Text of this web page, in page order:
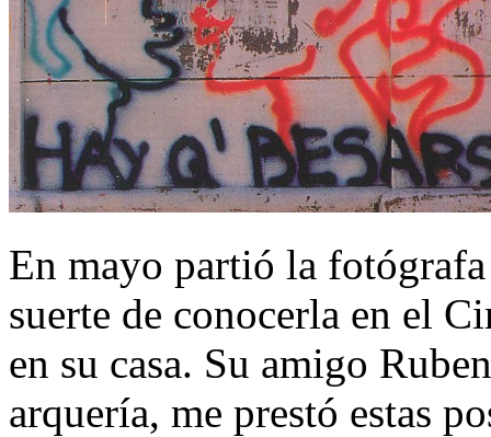
En mayo partió la
suerte de conocerla en el
en su casa. Su amigo
arquería, me prestó estas